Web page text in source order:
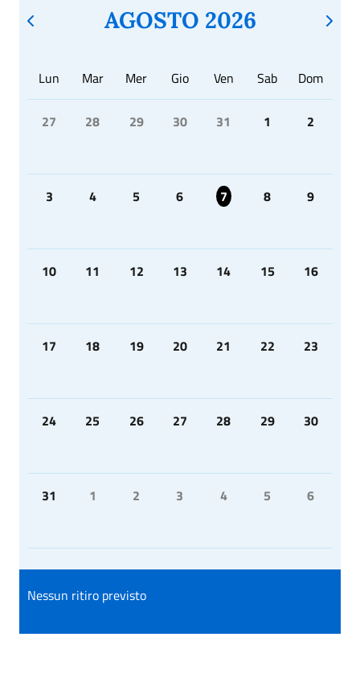
AGOSTO 2026
Lun Mar Mer Gio Ven Sab Dom
27 28 29 30 31 1 2
3 4 5 6 7 8 9
10 11 12 13 14 15 16
17 18 19 20 21 22 23
24 25 26 27 28 29 30
31 1 2 3 4 5 6
Nessun ritiro previsto